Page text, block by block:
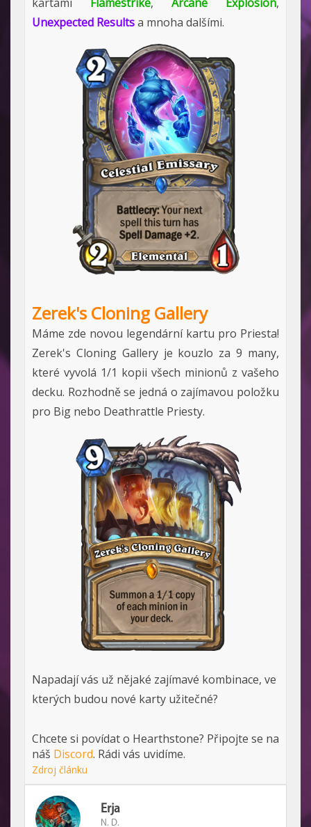
Unexpected Resultsa mnoha dalšími.
Zerek's Cloning Gallery
Máme zde novou legendární kartu pro Priesta!
Zerek's Cloning Gallery je kouzlo za 9 many,
které vyvolá 1/1 kopii všech minionů z vašeho
decku. Rozhodně se jedná o zajímavou položku
pro Big nebo Deathrattle Priesty.
Napadají vás už nějaké zajímavé kombinace, ve
kterých budou nové karty užitečné?
Chcete si povídat o Hearthstone? Připojte se na
náš Discord. Rádi vás uvidíme.
Zdroj článku
Erja
N. D.